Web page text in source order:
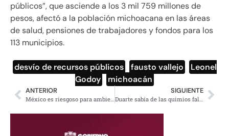
públicos”, que asciende a los 3 mil 759 millones de
pesos, afectó a la población michoacana en las áreas
de salud, pensiones de trabajadores y fondos para los
113 municipios.
desvío de recursos públicos fausto vallejo
Leonel
Godoy
michoacán
ANTERIOR
México es riesgoso para ambientalistas que han sido golpeados, acosados y hasta asesinados
SIGUIENTE
Duarte sabía de las quimios falsas y mantuvo contratos